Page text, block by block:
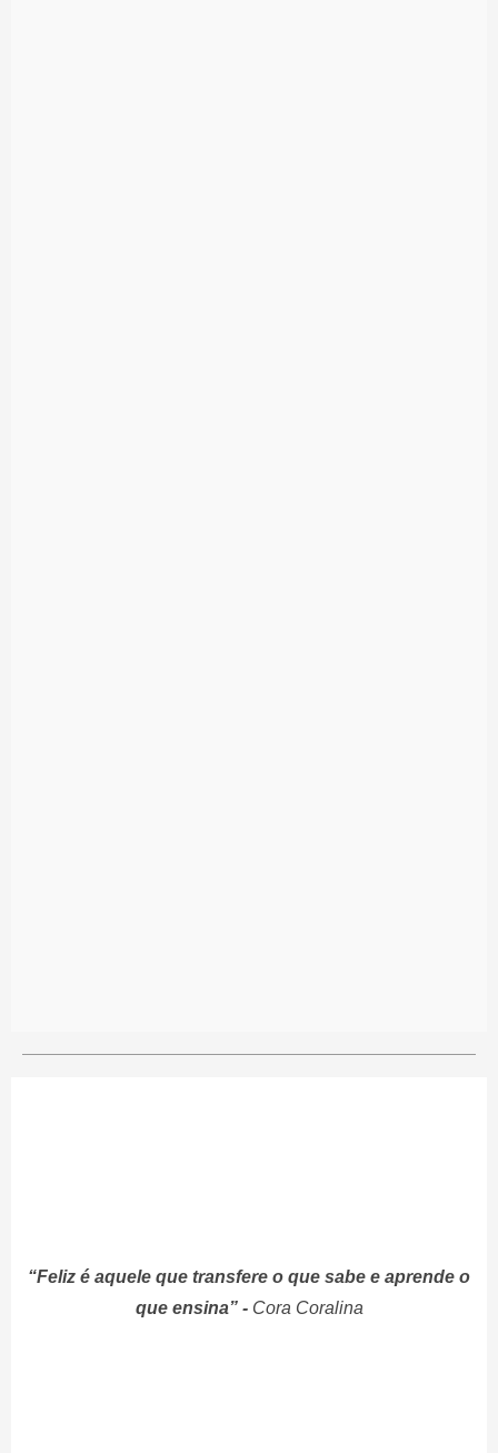
“Feliz é aquele que transfere o que sabe e aprende o
que ensina” - Cora Coralina